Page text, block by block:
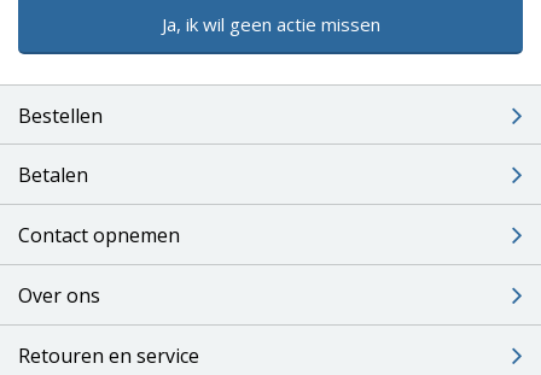
Ja, ik wil geen actie missen
Bestellen
Betalen
Contact opnemen
Over ons
Retouren en service